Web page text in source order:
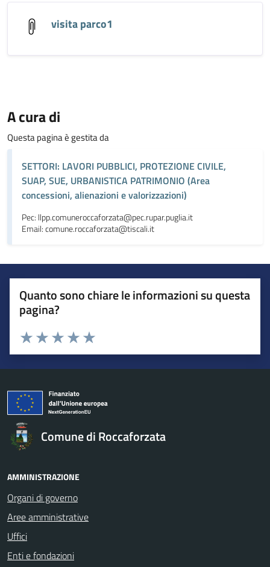
visita parco1
A cura di
Questa pagina è gestita da
SETTORI: LAVORI PUBBLICI, PROTEZIONE CIVILE,
SUAP, SUE, URBANISTICA PATRIMONIO (Area
concessioni, alienazioni e valorizzazioni)
Pec: llpp.comuneroccaforzata@pec.rupar.puglia.it
Email: comune.roccaforzata@tiscali.it
Quanto sono chiare le informazioni su questa
pagina?
Valuta da 1 a 5 stelle la pagina
Valuta 5 stelle su 5
Valuta 4 stelle su 5
Valuta 3 stelle su 5
Valuta 2 stelle su 5
Valuta 1 stelle su 5
Comune di Roccaforzata
AMMINISTRAZIONE
Organi di governo
Aree amministrative
Uffici
Enti e fondazioni